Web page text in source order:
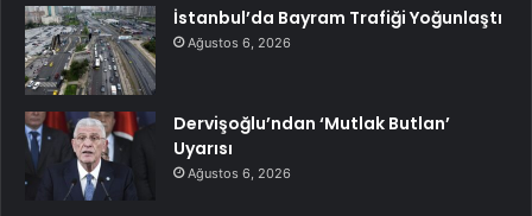
İstanbul’da Bayram Trafiği Yoğunlaştı
Ağustos 6, 2026
Dervişoğlu’ndan ‘Mutlak Butlan’
Uyarısı
Ağustos 6, 2026